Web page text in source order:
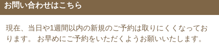
お問い合わせはこちら
現在、当日や1週間以内の新規のご予約は取りにくくなってお
ります。 お早めにご予約をいただくようお願いいたします。